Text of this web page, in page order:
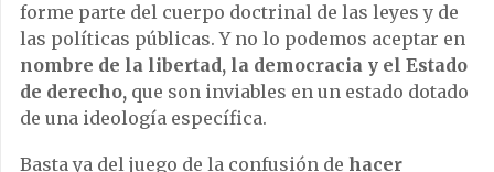
forme parte del cuerpo doctrinal de las leyes y de
las políticas públicas. Y no lo podemos aceptar en
nombre de la libertad, la democracia y el Estado
de derecho, que son inviables en un estado dotado
de una ideología específica.
Basta ya del juego de la confusión de hacer